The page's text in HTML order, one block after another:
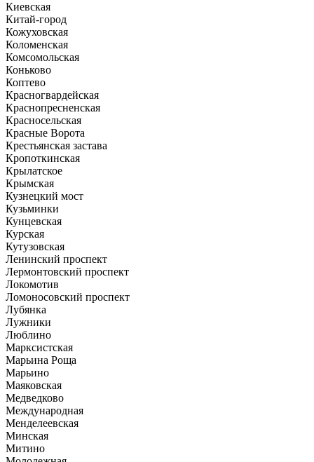
Киевская
Китай-город
Кожуховская
Коломенская
Комсомольская
Коньково
Коптево
Красногвардейская
Краснопресненская
Красносельская
Красные Ворота
Крестьянская застава
Кропоткинская
Крылатское
Крымская
Кузнецкий мост
Кузьминки
Кунцевская
Курская
Кутузовская
Ленинский проспект
Лермонтовский проспект
Локомотив
Ломоносовский проспект
Лубянка
Лужники
Люблино
Марксистская
Марьина Роща
Марьино
Маяковская
Медведково
Международная
Менделеевская
Минская
Митино